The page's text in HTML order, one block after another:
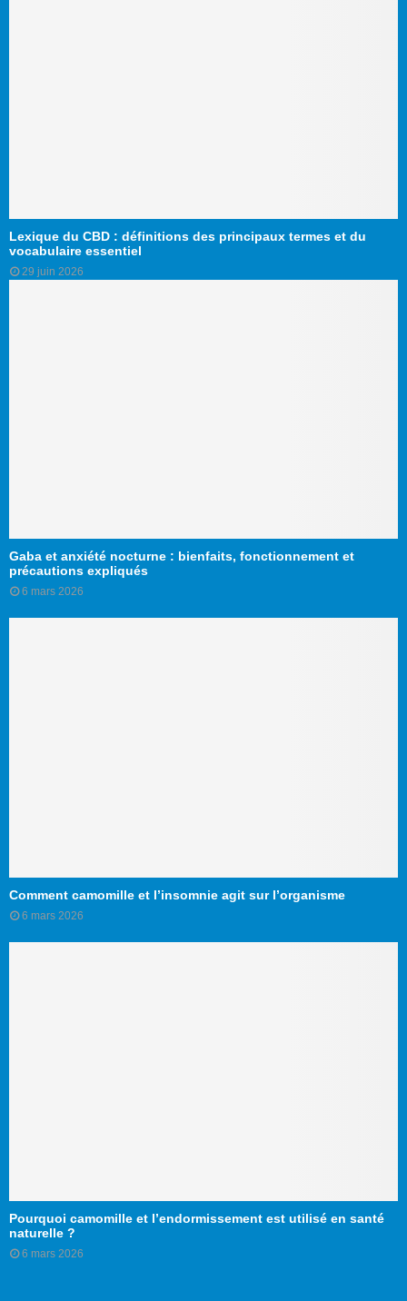
Lexique du CBD : définitions des principaux termes et du
vocabulaire essentiel
29 juin 2026
Gaba et anxiété nocturne : bienfaits, fonctionnement et
précautions expliqués
6 mars 2026
Comment camomille et l’insomnie agit sur l’organisme
6 mars 2026
Pourquoi camomille et l’endormissement est utilisé en santé
naturelle ?
6 mars 2026